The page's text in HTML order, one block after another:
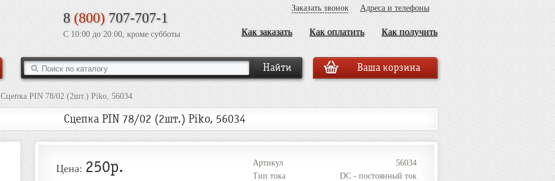
8 (800)707-707-1
С 10:00 до 20:00, кроме субботы
Адреса и телефоны
Заказать звонок
Как получить
Как оплатить
Как заказать
Ваша корзина
Сцепка PIN 78/02 (2шт.) Piko, 56034
Сцепка PIN 78/02 (2шт.) Piko, 56034
Артикул
56034
Тип тока
DC - постоянный ток
Цена: 250р.